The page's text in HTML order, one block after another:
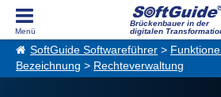
Brückenbauer in der
digitalen
SoftGuide Softwareführer >
Bezeichnung > Rechteverwaltung